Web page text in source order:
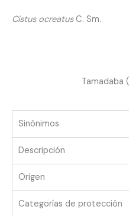
Cistus ocreatusC. Sm.
Tamadaba
Sinónimos
Descripción
Origen
Categorías de protección